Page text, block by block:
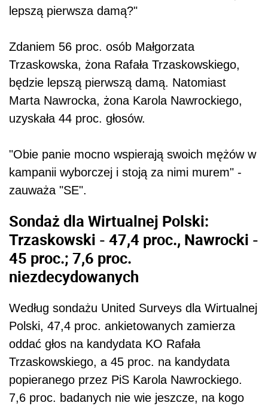
lepszą pierwsza damą?"
Zdaniem 56 proc. osób Małgorzata
Trzaskowska, żona Rafała Trzaskowskiego,
będzie lepszą pierwszą damą. Natomiast
Marta Nawrocka, żona Karola Nawrockiego,
uzyskała 44 proc. głosów.
"Obie panie mocno wspierają swoich mężów w
kampanii wyborczej i stoją za nimi murem" -
zauważa "SE".
Sondaż dla Wirtualnej Polski:
Trzaskowski - 47,4 proc., Nawrocki -
45 proc.; 7,6 proc.
niezdecydowanych
Według sondażu United Surveys dla Wirtualnej
Polski, 47,4 proc. ankietowanych zamierza
oddać głos na kandydata KO Rafała
Trzaskowskiego, a 45 proc. na kandydata
popieranego przez PiS Karola Nawrockiego.
7,6 proc. badanych nie wie jeszcze, na kogo